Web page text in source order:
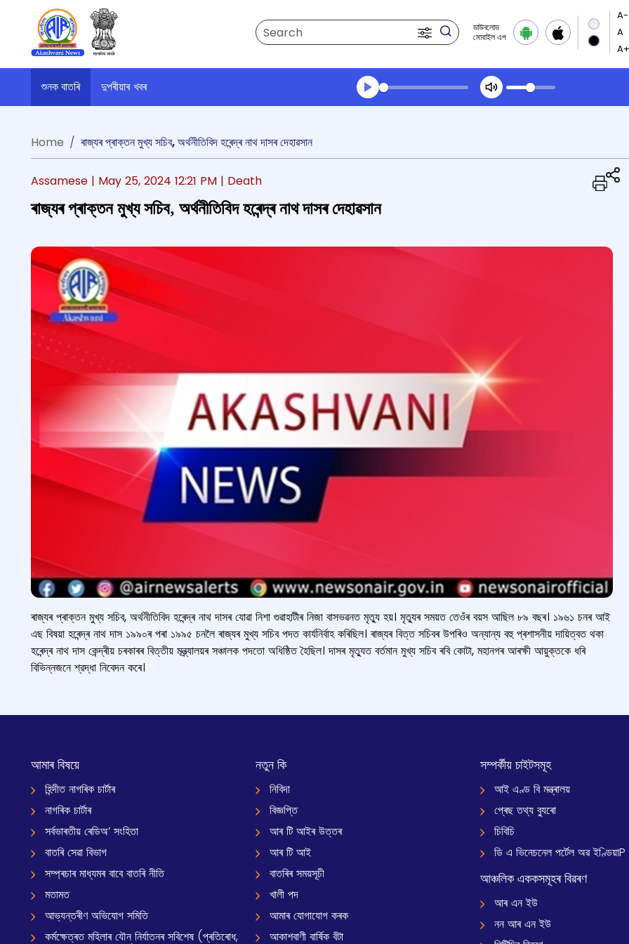
Search
ডাউনলোড
মোবাইল এপ
শুনক বাতৰি
দুপৰীয়াৰ খবৰ
Transcript summary
Home
ৰাজ্যৰ প্ৰাক্তন মুখ্য সচিব, অর্থনীতিবিদ হৰেন্দ্ৰ নাথ দাসৰ দেহাৱসান
Assamese | May 25, 2024 12:21 PM | Death
ৰাজ্যৰ প্ৰাক্তন মুখ্য সচিব, অর্থনীতিবিদ হৰেন্দ্ৰ নাথ দাসৰ দেহাৱসান
ৰাজ্যৰ প্ৰাক্তন মুখ্য সচিব, অর্থনীতিবিদ হৰেন্দ্ৰ নাথ দাসৰ যোৱা নিশা গুৱাহাটীৰ নিজা বাসভৱনত মৃত্যু হয়। মৃত্যুৰ সময়ত তেওঁৰ বয়স আছিল ৮৯ বছৰ। ১৯৬১ চনৰ আই
এছ বিষয়া হৰেন্দ্ৰ নাথ দাস ১৯৯০ৰ পৰা ১৯৯৫ চনলৈ ৰাজ্যৰ মুখ্য সচিব পদত কাৰ্যনিৰ্বাহ কৰিছিল। ৰাজ্যৰ বিত্ত সচিবৰ উপৰিও অন্যান্য বহু প্ৰশাসনীয় দায়িত্বত থকা
হৰেন্দ্ৰ নাথ দাস কেন্দ্ৰীয় চৰকাৰৰ বিত্তীয় মন্ত্ৰ্যালয়ৰ সঞ্চালক পদতো অধিষ্ঠিত হৈছিল। দাসৰ মৃত্যুত বৰ্তমান মুখ্য সচিব ৰবি কোটা, মহানগৰ আৰক্ষী আয়ুক্তকে ধৰি
বিভিন্নজনে শ্রদ্ধা নিবেদন কৰে।
আমাৰ বিষয়ে
হিন্দীত নাগৰিক চাৰ্টাৰ
নাগৰিক চাৰ্টাৰ
সৰ্বভাৰতীয় ৰেডিঅ’ সংহিতা
বাতৰি সেৱা বিভাগ
সম্প্ৰচাৰ মাধ্যমৰ বাবে বাতৰি নীতি
মতামত
আভ্যন্তৰীণ অভিযোগ সমিতি
কৰ্মক্ষেত্ৰত মহিলাৰ যৌন নিৰ্যাতনৰ সবিশেষ (প্ৰতিৰোধ,
নতুন কি
নিবিদা
বিজ্ঞপ্তি
আৰ টি আইৰ উত্তৰ
আৰ টি আই
বাতৰিৰ সময়সূচী
খালী পদ
আমাৰ যোগাযোগ কৰক
আকাশবাণী বাৰ্ষিক বঁটা
সম্পৰ্কীয় চাইটসমূহ
আই এণ্ড বি মন্ত্ৰালয়
প্ৰেছ তথ্য ব্যুৰো
চিবিচি
ডি এ ভিনেচনেল পৰ্টেল অৱ ইণ্ডিয়াP
আঞ্চলিক এককসমূহৰ বিৱৰণ
আৰ এন ইউ
নন আৰ এন ইউ